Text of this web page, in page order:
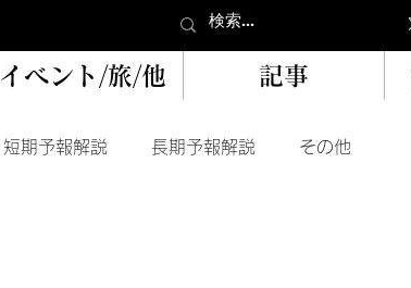
イベント/旅/他 記事
短期予報解説 長期予報解説 その他